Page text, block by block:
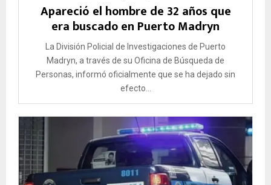
Apareció el hombre de 32 años que
era buscado en Puerto Madryn
La División Policial de Investigaciones de Puerto
Madryn, a través de su Oficina de Búsqueda de
Personas, informó oficialmente que se ha dejado sin
efecto...